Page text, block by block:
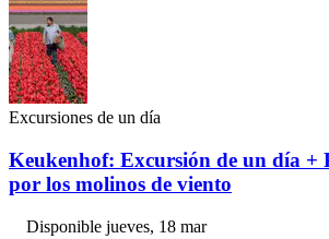
Excursiones de un día
Keukenhof: Excursión de un día +
por los molinos de viento
Disponible jueves, 18 mar